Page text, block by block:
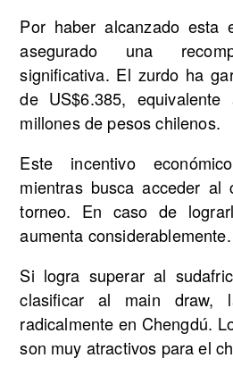
Por haber alcanzado esta
asegurado una
significativa. El zurdo ha
de US$6.385,
millones de pesos chilenos.
Este incentivo
mientras busca acceder al
torneo. En caso de
aumenta considerablemente.
Si logra superar al
clasificar al main draw,
radicalmente en Chengdú.
son muy atractivos para el